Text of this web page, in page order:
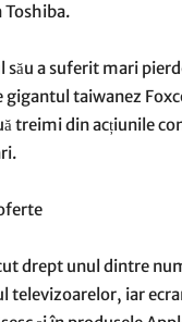
Toshiba.
său a suferit mari
gigantul taiwanez
treimi din acțiunile
drept unul dintre
televizoarelor, iar